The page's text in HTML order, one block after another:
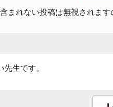
まれない投稿は無視されま
先生です。